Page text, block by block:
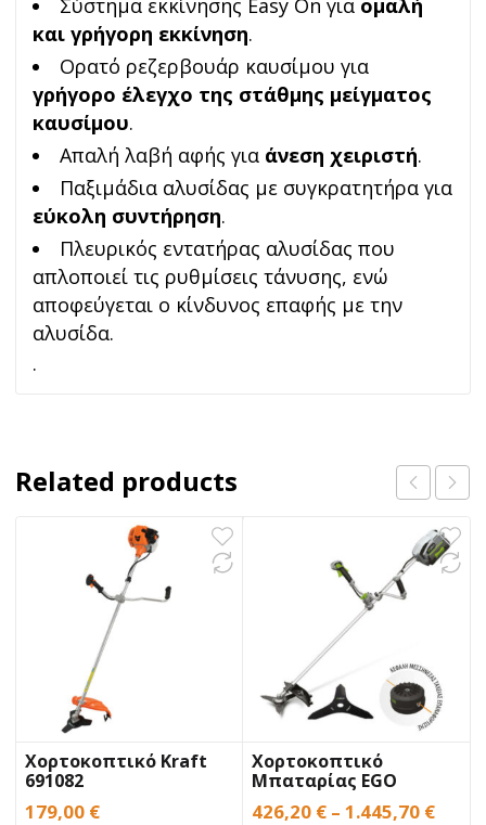
και γρήγορη εκκίνηση.
Ορατό ρεζερβουάρ καυσίμου για
γρήγορο έλεγχο της στάθμης μείγματος
καυσίμου.
Απαλή λαβή αφής για άνεση χειριστή.
Παξιμάδια αλυσίδας με συγκρατητήρα για
εύκολη συντήρηση.
Πλευρικός εντατήρας αλυσίδας που
απλοποιεί τις ρυθμίσεις τάνυσης, ενώ
αποφεύγεται ο κίνδυνος επαφής με την
αλυσίδα.
.
Related products
Χορτοκοπτικό Kraft
691082
179,00 €
Χορτοκοπτικό
Μπαταρίας EGO
BC3800E
426,20 € –1.445,70 €